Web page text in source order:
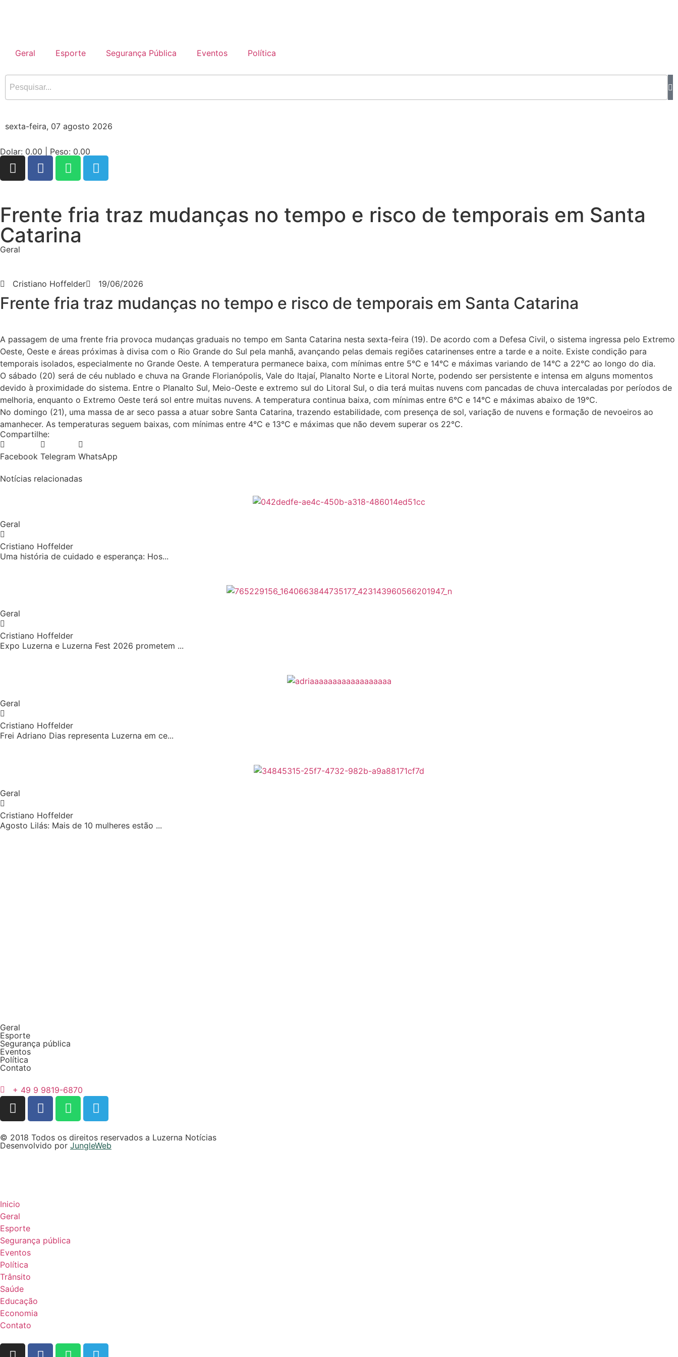
Geral Esporte Segurança Pública Eventos Política
sexta-feira, 07 agosto 2026
Dolar: 0.00 | Peso: 0.00
Frente fria traz mudanças no tempo e risco de temporais em Santa
Catarina
Geral
Cristiano Hoffelder 19/06/2026
Frente fria traz mudanças no tempo e risco de temporais em Santa Catarina
A passagem de uma frente fria provoca mudanças graduais no tempo em Santa Catarina nesta sexta-feira (19). De acordo com a Defesa Civil, o sistema ingressa pelo Extremo
Oeste, Oeste e áreas próximas à divisa com o Rio Grande do Sul pela manhã, avançando pelas demais regiões catarinenses entre a tarde e a noite. Existe condição para
temporais isolados, especialmente no Grande Oeste. A temperatura permanece baixa, com mínimas entre 5°C e 14°C e máximas variando de 14°C a 22°C ao longo do dia.
O sábado (20) será de céu nublado e chuva na Grande Florianópolis, Vale do Itajaí, Planalto Norte e Litoral Norte, podendo ser persistente e intensa em alguns momentos
devido à proximidade do sistema. Entre o Planalto Sul, Meio-Oeste e extremo sul do Litoral Sul, o dia terá muitas nuvens com pancadas de chuva intercaladas por períodos de
melhoria, enquanto o Extremo Oeste terá sol entre muitas nuvens. A temperatura continua baixa, com mínimas entre 6°C e 14°C e máximas abaixo de 19°C.
No domingo (21), uma massa de ar seco passa a atuar sobre Santa Catarina, trazendo estabilidade, com presença de sol, variação de nuvens e formação de nevoeiros ao
amanhecer. As temperaturas seguem baixas, com mínimas entre 4°C e 13°C e máximas que não devem superar os 22°C.
Compartilhe:
Facebook Telegram WhatsApp
Notícias relacionadas
Geral
Cristiano Hoffelder
Uma história de cuidado e esperança: Hos...
Geral
Cristiano Hoffelder
Expo Luzerna e Luzerna Fest 2026 prometem ...
Geral
Cristiano Hoffelder
Frei Adriano Dias representa Luzerna em ce...
Geral
Cristiano Hoffelder
Agosto Lilás: Mais de 10 mulheres estão ...
Geral
Esporte
Segurança pública
Eventos
Política
Contato
+ 49 9 9819-6870
© 2018 Todos os direitos reservados a Luzerna Notícias
Desenvolvido por JungleWeb
Inicio
Geral
Esporte
Segurança pública
Eventos
Política
Trânsito
Saúde
Educação
Economia
Contato